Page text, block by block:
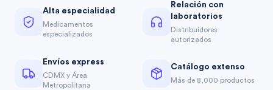
Alta especialidad
Medicamentos
especializados
Relación con
laboratorios
Distribuidores
autorizados
Envíos express
CDMX y Área
Metropolitana
Catálogo extenso
Más de 8,000 productos